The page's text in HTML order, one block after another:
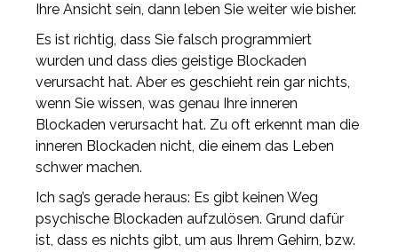
Ihre Ansicht sein, dann leben Sie weiter wie bisher.
Es ist richtig, dass Sie falsch programmiert
wurden und dass dies geistige Blockaden
verursacht hat. Aber es geschieht rein gar nichts,
wenn Sie wissen, was genau Ihre inneren
Blockaden verursacht hat. Zu oft erkennt man die
inneren Blockaden nicht, die einem das Leben
schwer machen.
Ich sag’s gerade heraus: Es gibt keinen Weg
psychische Blockaden aufzulösen. Grund dafür
ist, dass es nichts gibt, um aus Ihrem Gehirn, bzw.